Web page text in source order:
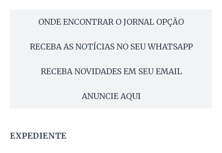
ONDE ENCONTRAR O JORNAL OPÇÃO
RECEBA AS NOTÍCIAS NO SEU WHATSAPP
RECEBA NOVIDADES EM SEU EMAIL
ANUNCIE AQUI
EXPEDIENTE